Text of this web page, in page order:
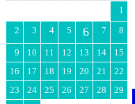
1
2
3 4 5 6 7 8
9 10 11 12 13 14
15
16
17 18 19 20 21
22
23
24 25 26 27 28
29